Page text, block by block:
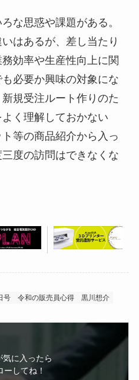
な思惑や課題がある。
はあるが、差し当たり
効率や生産性向上に関
必要か興味の対象にな
規受注ルート作りのた
く理解しておかない
等の商品紹介から入っ
度の訪問はできなくな
号 令和の販売員心得 黒川想介
気に入ったら
ーしてね！